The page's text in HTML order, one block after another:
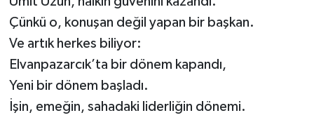
Çünkü o, konuşan değil yapan bir başkan.
Ve artık herkes biliyor:
Elvanpazarcık’ta bir dönem kapandı,
Yeni bir dönem başladı.
İşin, emeğin, sahadaki liderliğin dönemi.